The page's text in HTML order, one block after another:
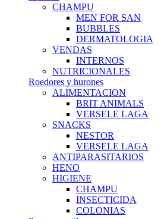
CHAMPU
MEN FOR SAN
BUBBLES
DERMATOLOGIA
VENDAS
INTERNOS
NUTRICIONALES
Roedores y hurones
ALIMENTACION
BRIT ANIMALS
VERSELE LAGA
SNACKS
NESTOR
VERSELE LAGA
ANTIPARASITARIOS
HENO
HIGIENE
CHAMPU
INSECTICIDA
COLONIAS